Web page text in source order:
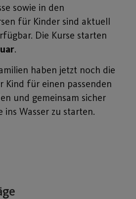
sowie in den
für Kinder sind aktuell
Die Kurse starten
.
haben jetzt noch die
Kind für einen passenden
und gemeinsam sicher
ins Wasser zu starten.